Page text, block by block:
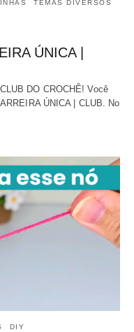
TEMAS DIVERSOS
ÚNICA |
DO CROCHÊ! Você
ÚNICA | CLUB. No
DIY